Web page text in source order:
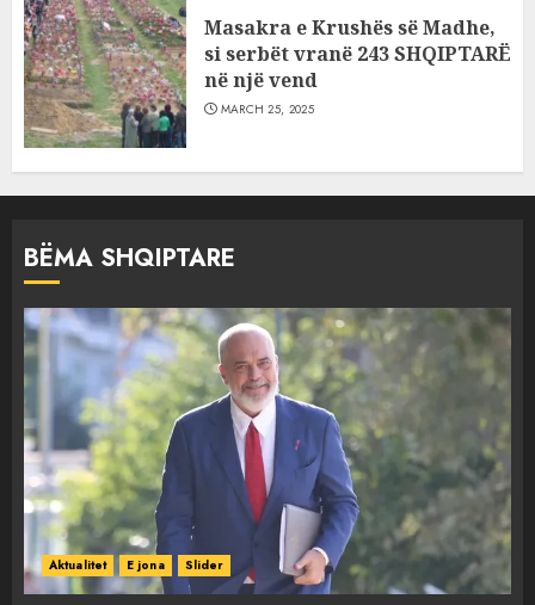
Masakra e Krushës së Madhe,
si serbët vranë 243 SHQIPTARË
në një vend
MARCH 25, 2025
BËMA SHQIPTARE
Aktualitet E jona Slider